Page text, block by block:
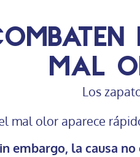
mal
Los
mal olor aparece
embargo, la causa